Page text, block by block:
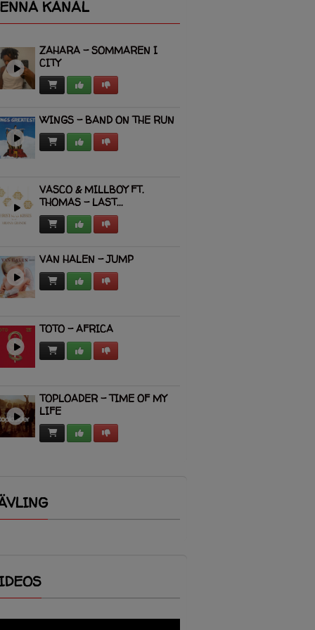
KANAL
ZAHARA - SOMMAREN I
CITY
WINGS - BAND ON THE RUN
VASCO & MILLBOY FT.
THOMAS - LAST...
VAN HALEN - JUMP
TOTO - AFRICA
TOPLOADER - TIME OF MY
LIFE